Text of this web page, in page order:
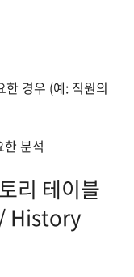
경우 (예: 직원의
분석
리 테이블
History